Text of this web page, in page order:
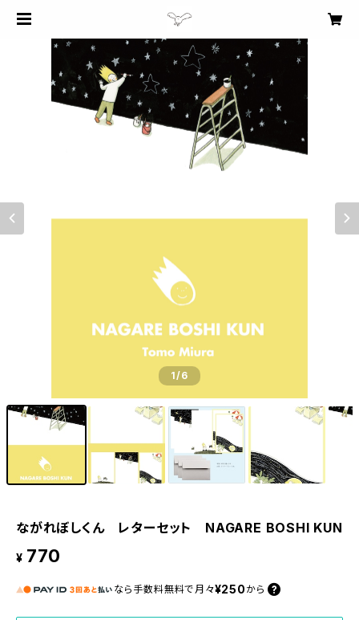
1/6
ながれぼしくん レターセット NAGARE BOSHI KUN
¥ 770
なら 手数料無料で 月々¥250 から